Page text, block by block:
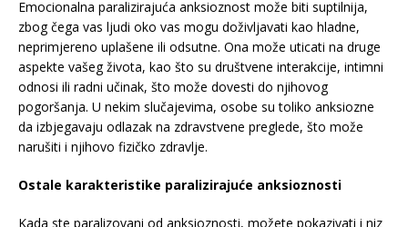
Emocionalna paralizirajuća anksioznost može biti suptilnija,
zbog čega vas ljudi oko vas mogu doživljavati kao hladne,
neprimjereno uplašene ili odsutne. Ona može uticati na druge
aspekte vašeg života, kao što su društvene interakcije, intimni
odnosi ili radni učinak, što može dovesti do njihovog
pogoršanja. U nekim slučajevima, osobe su toliko anksiozne
da izbjegavaju odlazak na zdravstvene preglede, što može
narušiti i njihovo fizičko zdravlje.
Ostale karakteristike paralizirajuće anksioznosti
Kada ste paralizovani od anksioznosti, možete pokazivati i niz